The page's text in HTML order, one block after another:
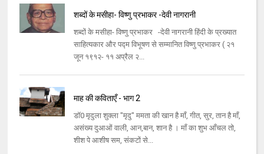
शब्दों के मसीहा- विष्णु प्रभाकर -देवी नागरानी
शब्दों के मसीहा- विष्णु प्रभाकर -देवी नागरानी हिंदी के प्रख्यात
साहित्यकार और पद्म विभूषण से सम्मानित विष्णु प्रभाकर ( २१
जून १९१२- ११ अप्रैल २...
माह की कविताएँ - भाग 2
डॉ0 मृदुला शुक्ला "मृदु" ममता की खान है माँ, गीत, सुर, तान है माँ,
असंख्य दुआओं वाली, आन,बान, शान है । माँ का शुभ आँचल तो,
शीश पे आशीष सम, संकटों से...